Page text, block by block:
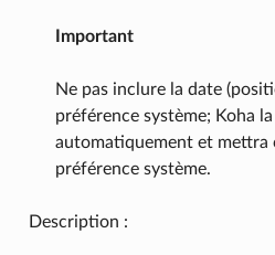
Important
Ne pas inclure la date
préférence système; Koha
automatiquement et mettra
préférence système.
Description :